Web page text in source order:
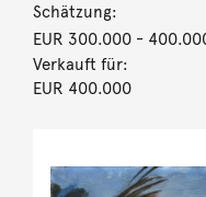
Schätzung:
EUR 300.000-
Verkauft für:
EUR 400.000